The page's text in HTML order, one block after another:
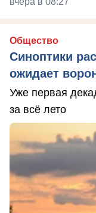
Общество
Синоптики
ожидает
Уже первая
за всё лето